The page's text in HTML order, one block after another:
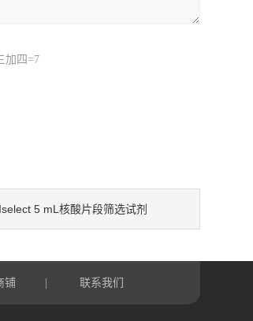
加四=7
5 mL核酸片段筛选试剂
铺 联系我们